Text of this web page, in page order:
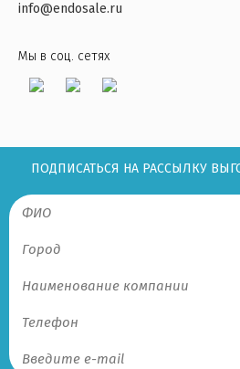
info@endosale.ru
Мы в соц. сетях
ПОДПИСАТЬСЯ НА РАССЫЛКУ